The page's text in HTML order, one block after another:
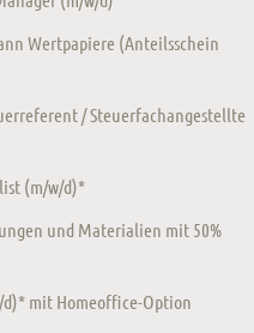
Wertpapiere (Anteilsschein
/ Steuerfachangestellte
(m/w/d)*
und Materialien mit 50%
mit Homeoffice-Option